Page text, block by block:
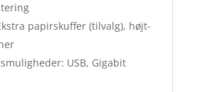
papirskuffer (tilvalg), højt-
USB, Gigabit